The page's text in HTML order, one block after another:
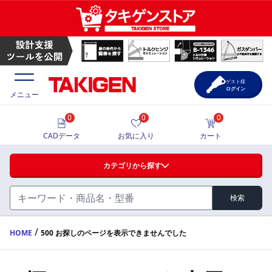
ハンドル・取手・つまみ・周辺機器
FA・A
蝶番・ステー・周辺機器
価格一覧
製品カタログ
メニュー
カテゴリから探す
検索
0
CADデータ
0
お気に入り
0
カート
ゲスト様
ログイン
HOME / 500 お探しのページを表示できませんでした